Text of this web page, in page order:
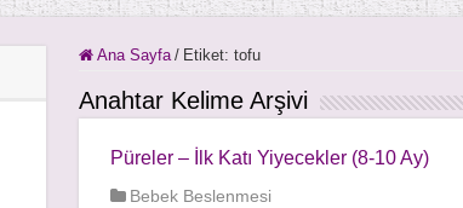
Ana Sayfa / Etiket: tofu
Anahtar Kelime Arşivi
Püreler – İlk Katı Yiyecekler (8-10 Ay)
Bebek Beslenmesi